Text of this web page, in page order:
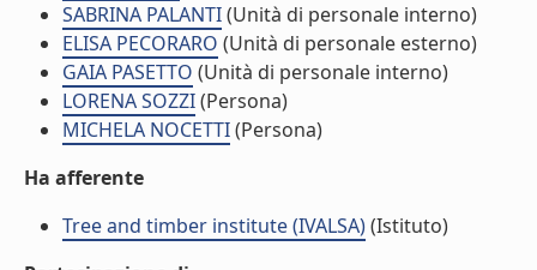
SABRINA PALANTI(Unità di personale interno)
ELISA PECORARO (Unità di personale esterno)
GAIA PASETTO (Unità di personale interno)
LORENA SOZZI(Persona)
MICHELA NOCETTI(Persona)
Ha afferente
Tree and timber institute (IVALSA)(Istituto)